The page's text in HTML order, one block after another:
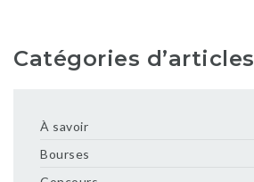
Catégories d’articles
À savoir
Bourses